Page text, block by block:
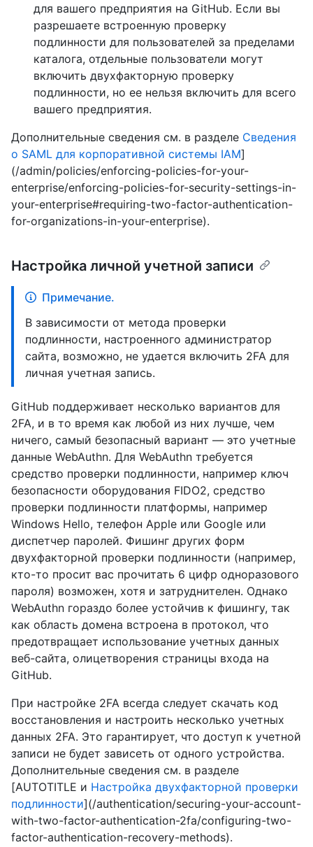
для вашего предприятия на GitHub. Если вы
разрешаете встроенную проверку
подлинности для пользователей за пределами
каталога, отдельные пользователи могут
включить двухфакторную проверку
подлинности, но ее нельзя включить для всего
вашего предприятия.
Дополнительные сведения см. в разделе Сведения
о SAML для корпоративной системы IAM]
(/admin/policies/enforcing-policies-for-your-
enterprise/enforcing-policies-for-security-settings-in-
your-enterprise#requiring-two-factor-authentication-
for-organizations-in-your-enterprise).
Настройка личной учетной записи
Примечание.
В зависимости от метода проверки
подлинности, настроенного администратор
сайта, возможно, не удается включить 2FA для
личная учетная запись.
GitHub поддерживает несколько вариантов для
2FA, и в то время как любой из них лучше, чем
ничего, самый безопасный вариант — это учетные
данные WebAuthn. Для WebAuthn требуется
средство проверки подлинности, например ключ
безопасности оборудования FIDO2, средство
проверки подлинности платформы, например
Windows Hello, телефон Apple или Google или
диспетчер паролей. Фишинг других форм
двухфакторной проверки подлинности (например,
кто-то просит вас прочитать 6 цифр одноразового
пароля) возможен, хотя и затруднителен. Однако
WebAuthn гораздо более устойчив к фишингу, так
как область домена встроена в протокол, что
предотвращает использование учетных данных
веб-сайта, олицетворения страницы входа на
GitHub.
При настройке 2FA всегда следует скачать код
восстановления и настроить несколько учетных
данных 2FA. Это гарантирует, что доступ к учетной
записи не будет зависеть от одного устройства.
Дополнительные сведения см. в разделе
[AUTOTITLE и Настройка двухфакторной проверки
подлинности](/authentication/securing-your-account-
with-two-factor-authentication-2fa/configuring-two-
factor-authentication-recovery-methods).